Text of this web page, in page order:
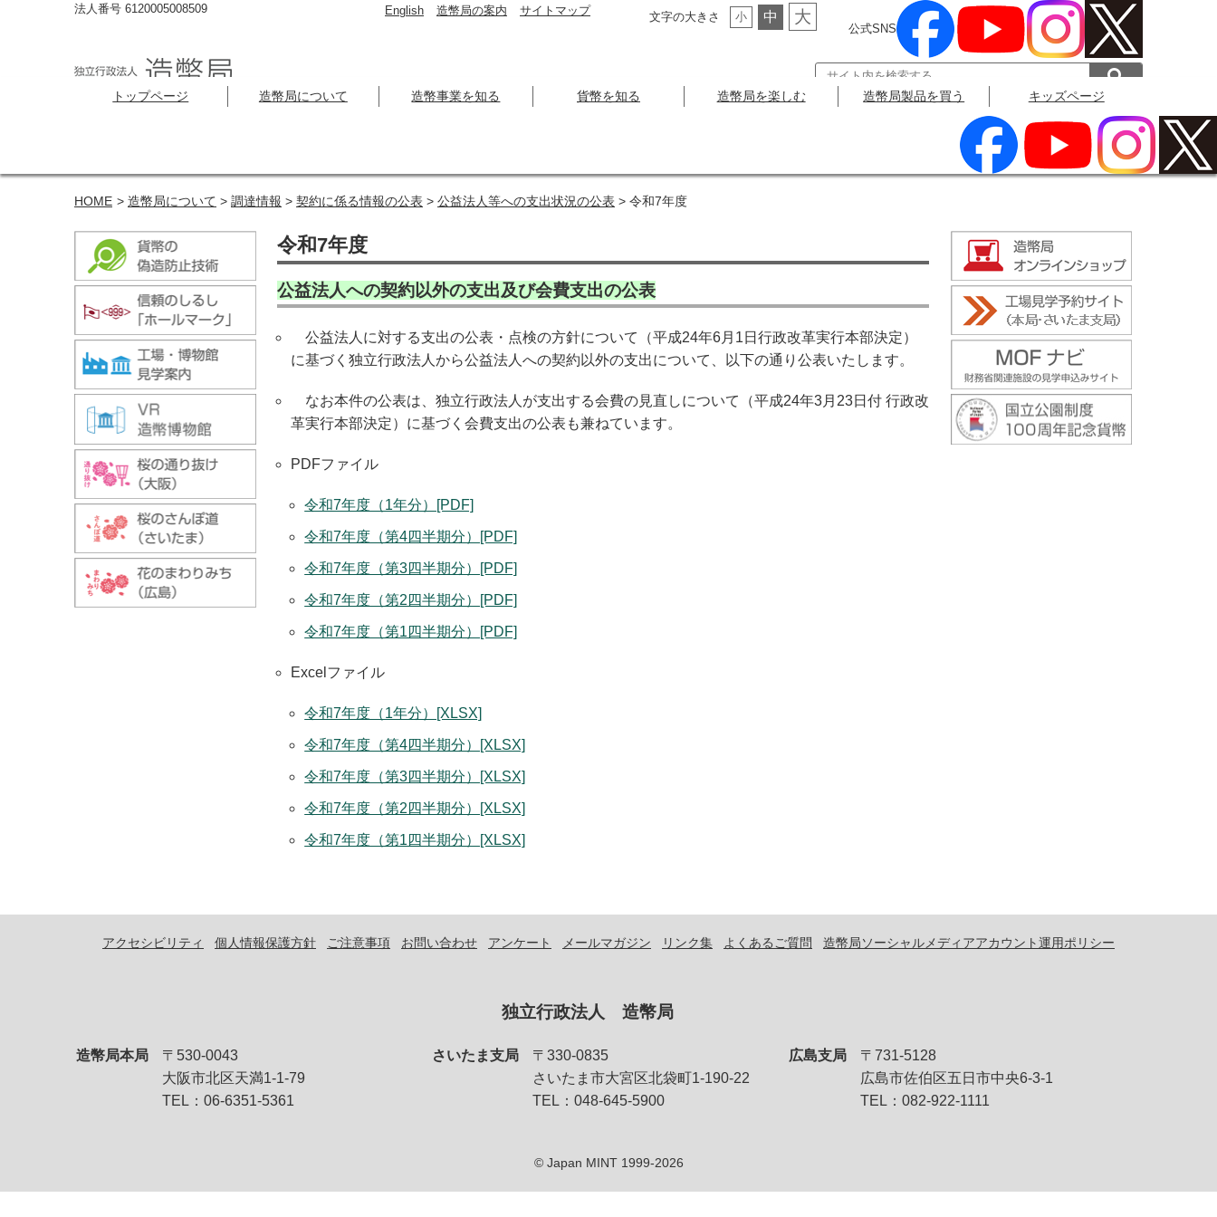
法人番号 6120005008509 English 造幣局の案内 サイトマップ 文字の大きさ 小 中 大
公式SNS
トップページ 造幣局について 造幣事業を知る 貨幣を知る 造幣局を楽しむ 造幣局製品を買う キッズページ
HOME > 造幣局について > 調達情報 > 契約に係る情報の公表 > 公益法人等への支出状況の公表 > 令和7年度
令和7年度
公益法人への契約以外の支出及び会費支出の公表
公益法人に対する支出の公表・点検の方針について（平成24年6月1日行政改革実行本部決定）
に基づく独立行政法人から公益法人への契約以外の支出について、以下の通り公表いたします。
なお本件の公表は、独立行政法人が支出する会費の見直しについて（平成24年3月23日付 行政改
革実行本部決定）に基づく会費支出の公表も兼ねています。
PDFファイル
令和7年度（1年分）[PDF]
令和7年度（第4四半期分）[PDF]
令和7年度（第3四半期分）[PDF]
令和7年度（第2四半期分）[PDF]
令和7年度（第1四半期分）[PDF]
Excelファイル
令和7年度（1年分）[XLSX]
令和7年度（第4四半期分）[XLSX]
令和7年度（第3四半期分）[XLSX]
令和7年度（第2四半期分）[XLSX]
令和7年度（第1四半期分）[XLSX]
アクセシビリティ 個人情報保護方針 ご注意事項 お問い合わせ アンケート メールマガジン リンク集 よくあるご質問 造幣局ソーシャルメディアアカウント運用ポリシー
独立行政法人 造幣局
造幣局本局
〒530-0043
大阪市北区天満1-1-79
TEL：06-6351-5361
さいたま支局
〒330-0835
さいたま市大宮区北袋町1-190-22
TEL：048-645-5900
広島支局
〒731-5128
広島市佐伯区五日市中央6-3-1
TEL：082-922-1111
© Japan MINT 1999-2026